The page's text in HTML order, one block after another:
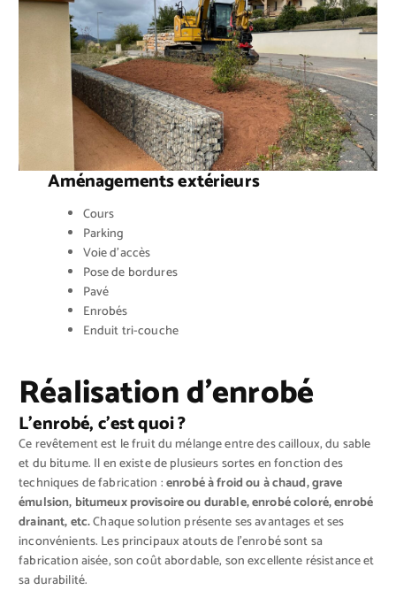
Aménagements extérieurs
Cours
Parking
Voie d’accès
Pose de bordures
Pavé
Enrobés
Enduit tri-couche
Réalisation d’enrobé
L’enrobé, c’est quoi ?
Ce revêtement est le fruit du mélange entre des cailloux, du sable
et du bitume. Il en existe de plusieurs sortes en fonction des
techniques de fabrication :enrobé à froid ou à chaud, grave
émulsion, bitumeux provisoire ou durable, enrobé coloré, enrobé
drainant, etc.Chaque solution présente ses avantages et ses
inconvénients. Les principaux atouts de l’enrobé sont sa
fabrication aisée, son coût abordable, son excellente résistance et
sa durabilité.